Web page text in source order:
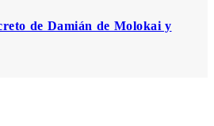
de Damián de Molokai y